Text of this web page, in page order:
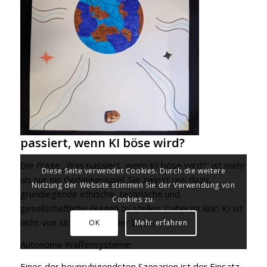
passiert, wenn KI böse wird?
Die Frage „Was passiert, wenn KI böse wird?“ ist mehr
als nur ein Gedankenspiel. Sie zwingt uns dazu,
grundlegende ethische, technische und
gesellschaftliche Fragen zu stellen. Dabei ist klar: KI ist
nicht von sich aus gut oder böse.
Autonome Waffensysteme:
Diese Seite verwendet Cookies. Durch die weitere
Nutzung der Website stimmen Sie der Verwendung von
Cookies zu.
OK Mehr erfahren